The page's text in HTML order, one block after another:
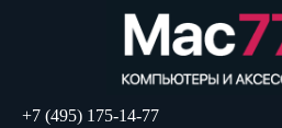
+7 (495) 175-14-77